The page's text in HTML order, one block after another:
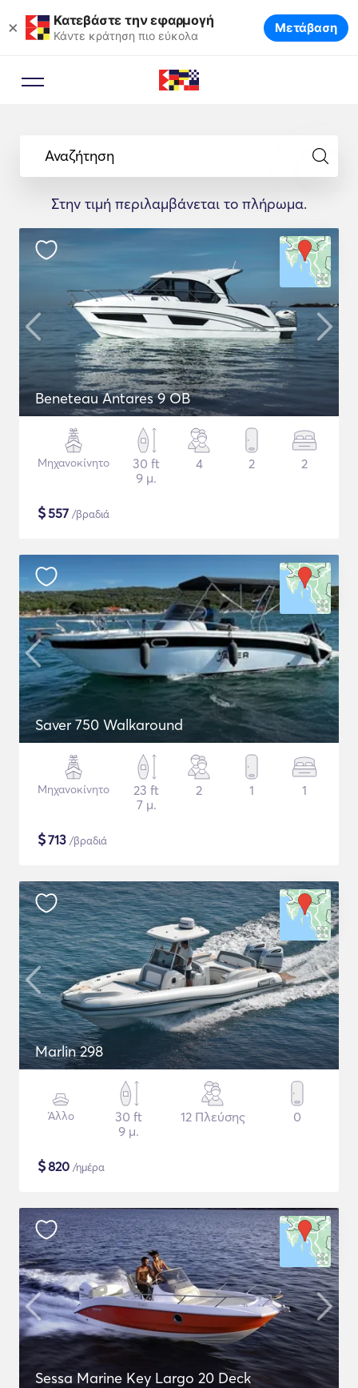
× Κατεβάστε την εφαρμογή
Κάντε κράτηση πιο εύκολα Μετάβαση
Αναζήτηση
Στην τιμή περιλαμβάνεται το πλήρωμα.
Beneteau Antares 9 OB
Μηχανοκίνητο
30 ft
9 μ.
4 2 2
$557 /βραδιά
Saver 750 Walkaround
Μηχανοκίνητο
23 ft
7 μ.
2 1 1
$713 /βραδιά
Marlin 298
Άλλο
30 ft
9 μ.
12 Πλεύσης 0
$820 /ημέρα
Sessa Marine Key Largo 20 Deck